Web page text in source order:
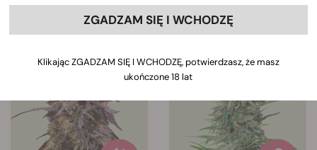
każdej odmiany pojawią się informacje
dotyczące jej cech.
< Wróć
ZGADZAM SIĘ I WCHODZĘ
Klikając ZGADZAM SIĘ I WCHODZĘ, potwierdzasz, że masz
ukończone 18 lat